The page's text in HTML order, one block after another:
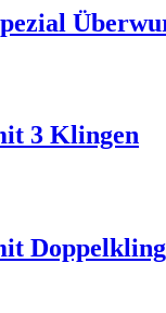
3 Klingen